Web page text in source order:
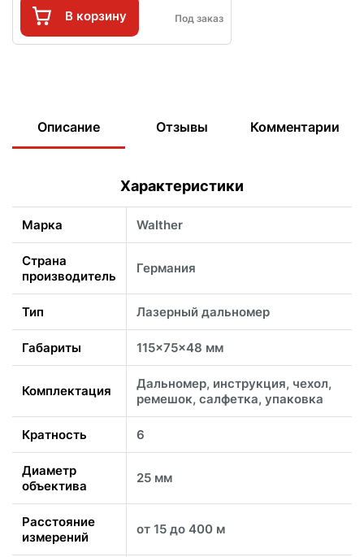
В корзину Под заказ
Описание Отзывы Комментарии
Характеристики
Марка Walther
Страна
производитель
Германия
Тип Лазерный дальномер
Габариты 115x75x48 мм
Комплектация
Дальномер, инструкция, чехол,
ремешок, салфетка, упаковка
Кратность 6
Диаметр
объектива
25 мм
Расстояние
измерений
от 15 до 400 м